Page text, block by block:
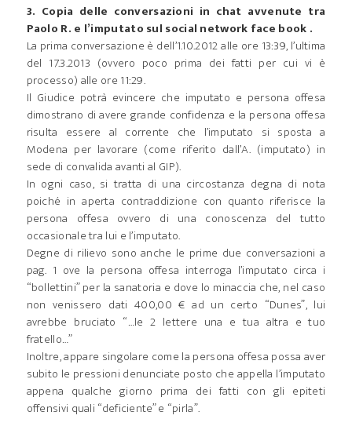
3. Copia delle conversazioni in chat avvenute tra
Paolo R. e l’imputato sul social network face book .
La prima conversazione è dell’1.10.2012 alle ore 13:39, l’ultima
del 17.3.2013 (ovvero poco prima dei fatti per cui vi è
processo) alle ore 11:29.
Il Giudice potrà evincere che imputato e persona offesa
dimostrano di avere grande confidenza e la persona offesa
risulta essere al corrente che l’imputato si sposta a
Modena per lavorare (come riferito dall’A. (imputato) in
sede di convalida avanti al GIP).
In ogni caso, si tratta di una circostanza degna di nota
poiché in aperta contraddizione con quanto riferisce la
persona offesa ovvero di una conoscenza del tutto
occasionale tra lui e l’imputato.
Degne di rilievo sono anche le prime due conversazioni a
pag. 1 ove la persona offesa interroga l’imputato circa i
“bollettini” per la sanatoria e dove lo minaccia che, nel caso
non venissero dati 400,00 € ad un certo “Dunes”, lui
avrebbe bruciato “…le 2 lettere una e tua altra e tuo
fratello…”
Inoltre, appare singolare come la persona offesa possa aver
subito le pressioni denunciate posto che appella l’imputato
appena qualche giorno prima dei fatti con gli epiteti
offensivi quali “deficiente” e “pirla”.